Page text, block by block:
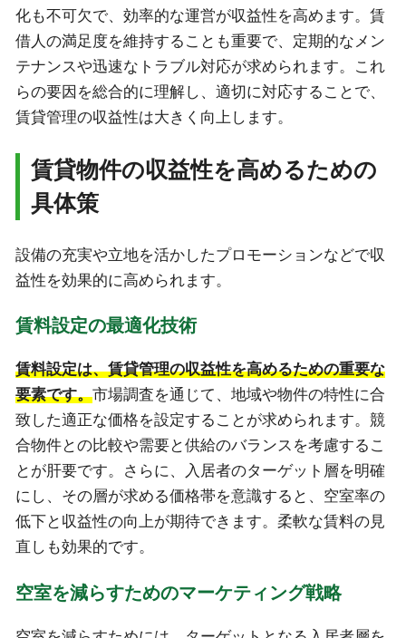
化も不可欠で、効率的な運営が収益性を高めます。賃
借人の満足度を維持することも重要で、定期的なメン
テナンスや迅速なトラブル対応が求められます。これ
らの要因を総合的に理解し、適切に対応することで、
賃貸管理の収益性は大きく向上します。
賃貸物件の収益性を高めるための
具体策
設備の充実や立地を活かしたプロモーションなどで収
益性を効果的に高められます。
賃料設定の最適化技術
賃料設定は、賃貸管理の収益性を高めるための重要な
要素です。市場調査を通じて、地域や物件の特性に合
致した適正な価格を設定することが求められます。競
合物件との比較や需要と供給のバランスを考慮するこ
とが肝要です。さらに、入居者のターゲット層を明確
にし、その層が求める価格帯を意識すると、空室率の
低下と収益性の向上が期待できます。柔軟な賃料の見
直しも効果的です。
空室を減らすためのマーケティング戦略